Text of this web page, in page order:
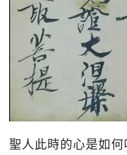
聖人此時的心是如